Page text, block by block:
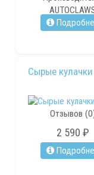
Сырые кулачки
Отзывов
2 590 ₽